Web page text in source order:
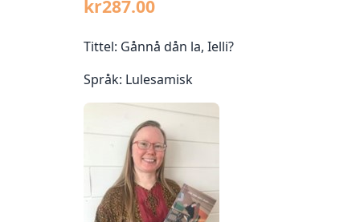
kr287.00
Tittel: Gånnå dån la, Ielli?
Språk: Lulesamisk